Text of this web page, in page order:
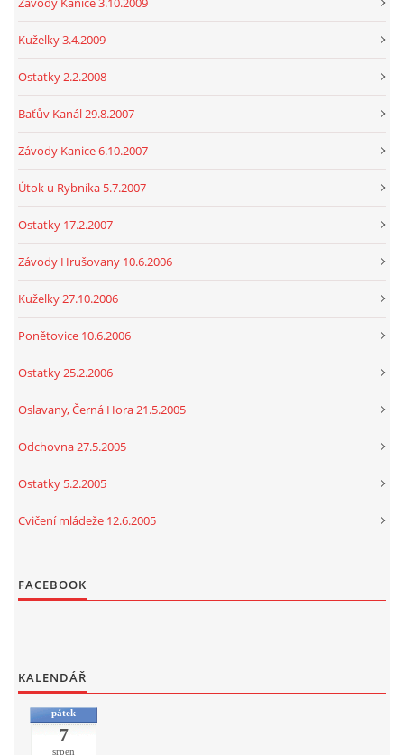
Kuželky 3.4.2009
Ostatky 2.2.2008
Baťův Kanál 29.8.2007
Závody Kanice 6.10.2007
Útok u Rybníka 5.7.2007
Ostatky 17.2.2007
Závody Hrušovany 10.6.2006
Kuželky 27.10.2006
Ponětovice 10.6.2006
Ostatky 25.2.2006
Oslavany, Černá Hora 21.5.2005
Odchovna 27.5.2005
Ostatky 5.2.2005
Cvičení mládeže 12.6.2005
FACEBOOK
KALENDÁŘ
pátek
7
srpen